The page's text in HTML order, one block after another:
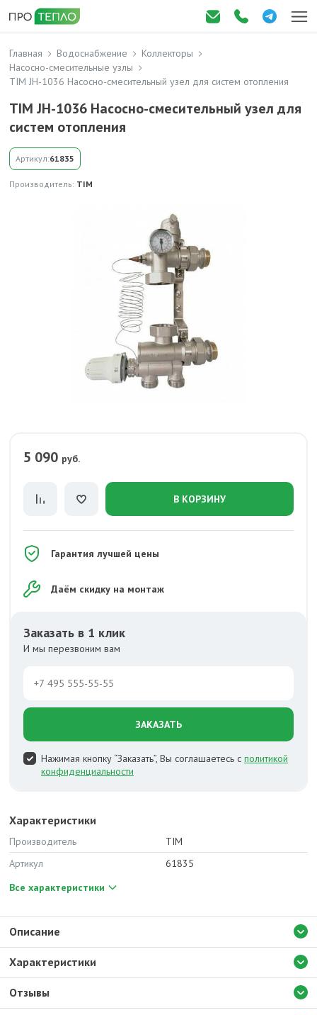
Главная Водоснабжение
Коллекторы
Насосно-смесительные узлы
TIM JH-1036 Насосно-смесительный узел для систем отопления
TIM JH-1036 Насосно-смесительный узел для
систем отопления
Артикул:61835
Производитель: TIM
5 090 руб.
В КОРЗИНУ
Гарантия лучшей цены
Даём скидку на монтаж
Заказать в 1 клик
И мы перезвоним вам
ЗАКАЗАТЬ
Нажимая кнопку “Заказать”, Вы соглашаетесь с политикой
конфиденциальности
Характеристики
Производитель
TIM
Артикул
61835
Все характеристики
Описание
Характеристики
Отзывы